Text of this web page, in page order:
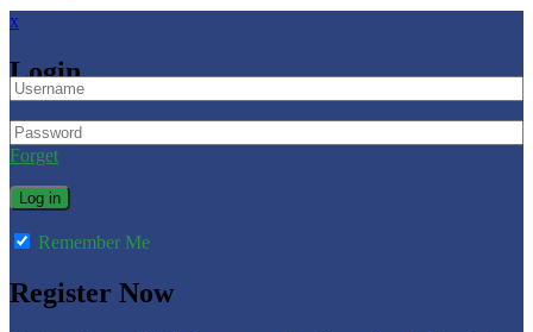
x
Login
Forget
Remember Me
Register Now